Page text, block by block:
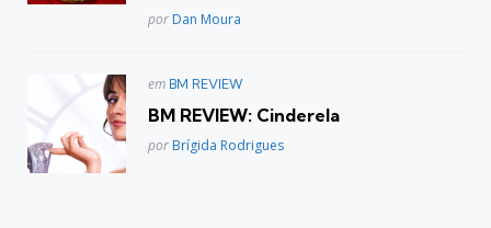
Posted
por Dan Moura
Postado
em BM REVIEW
BM REVIEW: Cinderela
Posted
por Brígida Rodrigues